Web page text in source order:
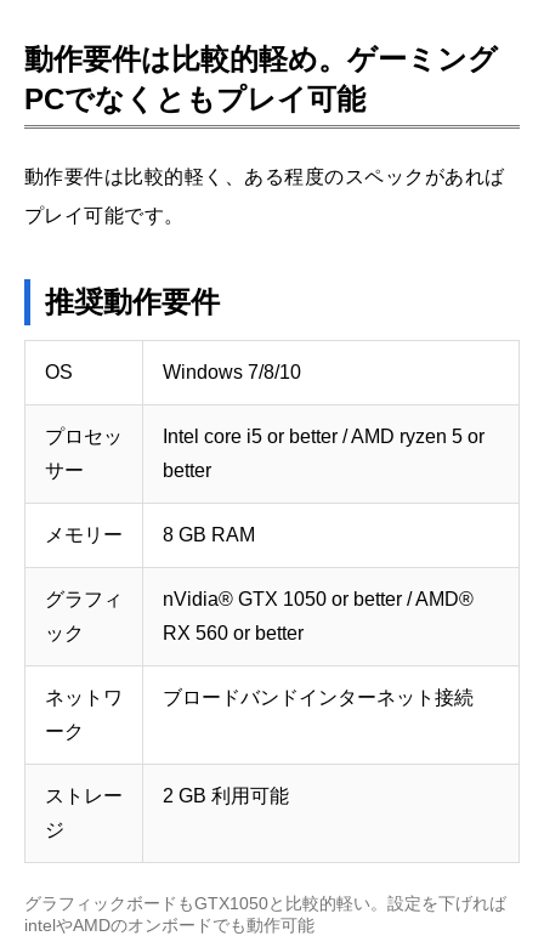
動作要件は比較的軽め。ゲーミング
PCでなくともプレイ可能
動作要件は比較的軽く、ある程度のスペックがあれば
プレイ可能です。
推奨動作要件
OS Windows 7/8/10
プロセッ
サー
Intel core i5 or better / AMD ryzen 5 or
better
メモリー 8 GB RAM
グラフィ
ック
nVidia® GTX 1050 or better / AMD®
RX 560 or better
ネットワ
ーク
ブロードバンドインターネット接続
ストレー
ジ
2 GB 利用可能
グラフィックボードもGTX1050と比較的軽い。設定を下げれば
intelやAMDのオンボードでも動作可能